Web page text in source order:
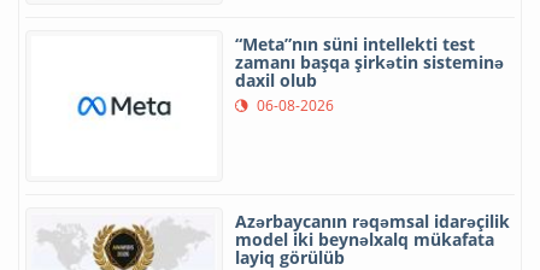
“Meta”nın süni intellekti test
zamanı başqa şirkətin sisteminə
daxil olub
06-08-2026
Azərbaycanın rəqəmsal idarəçilik
model iki beynəlxalq mükafata
layiq görülüb